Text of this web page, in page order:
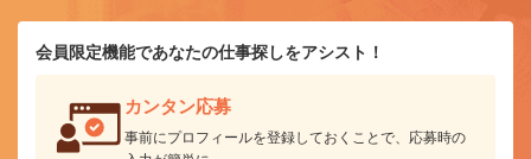
会員限定機能であなたの仕事探しをアシスト！
カンタン応募
事前にプロフィールを登録しておくことで、応募時の